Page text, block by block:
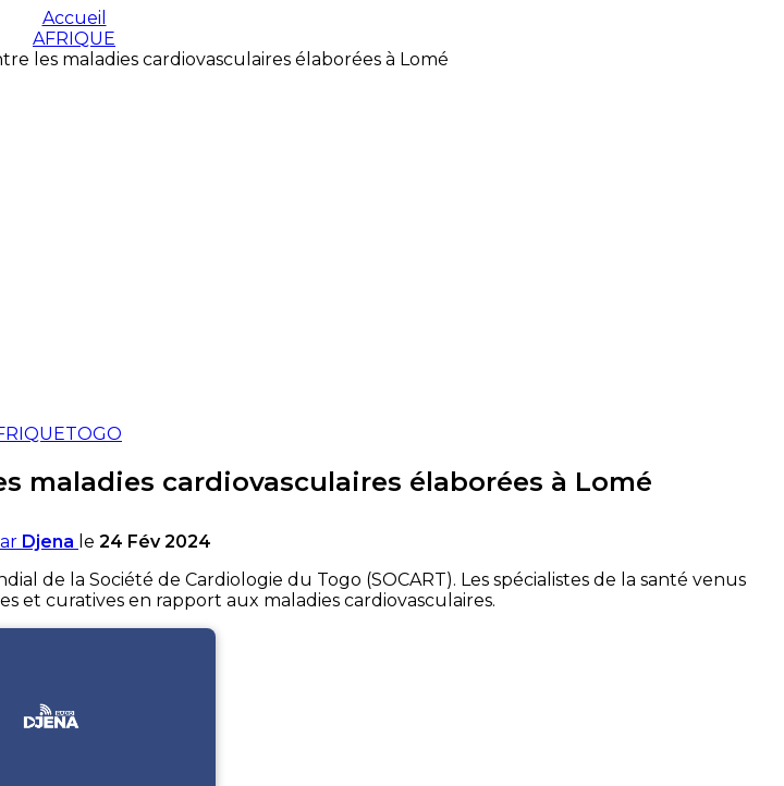
Accueil
AFRIQUE
les maladies cardiovasculaires élaborées à Lomé
TOGO
maladies cardiovasculaires élaborées à Lomé
Djena le 24 Fév 2024
de la Société de Cardiologie du Togo (SOCART). Les spécialistes de la santé venus
et curatives en rapport aux maladies cardiovasculaires.